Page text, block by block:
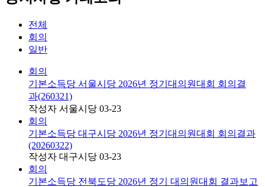
전체
회의
일반
회의
기본소득당 서울시당 2026년 정기대의원대회 회의결
과 (260321)
작성자 서울시당 03-23
회의
기본소득당 대구시당 2026년 정기대의원대회 회의결과
(20260322)
작성자 대구시당 03-23
회의
기본소득당 전북도당 2026년 정기 대의원대회 결과보고